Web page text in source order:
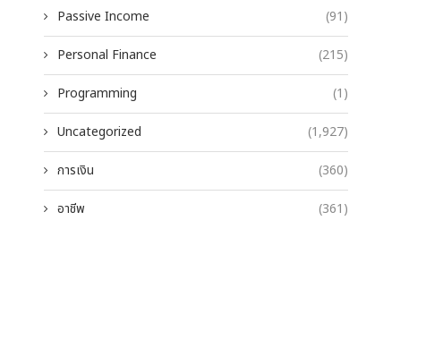
Passive Income (91)
Personal Finance (215)
Programming (1)
Uncategorized (1,927)
การเงิน (360)
อาชีพ (361)